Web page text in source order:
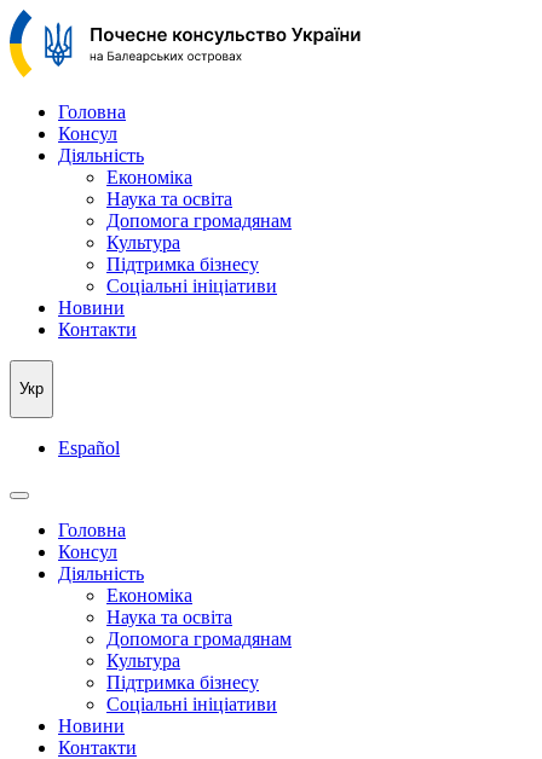
Головна
Консул
Дiяльнicть
Економіка
Наука та освіта
Допомога громадянам
Культура
Підтримка бізнесу
Соціальні ініціативи
Новини
Контакти
Укр
Español
Головна
Консул
Дiяльнicть
Економіка
Наука та освіта
Допомога громадянам
Культура
Підтримка бізнесу
Соціальні ініціативи
Новини
Контакти